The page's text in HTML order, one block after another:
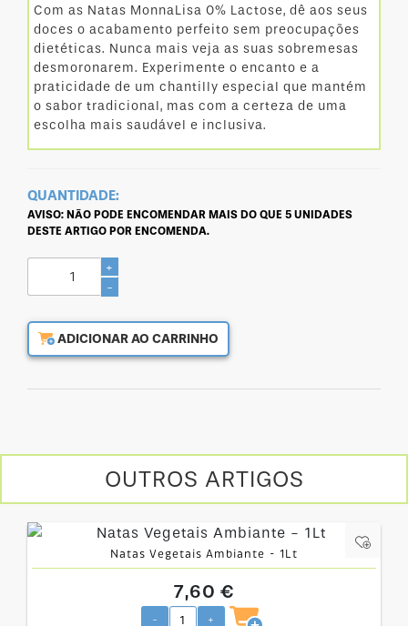
Com as Natas MonnaLisa 0% Lactose, dê aos seus
doces o acabamento perfeito sem preocupações
dietéticas. Nunca mais veja as suas sobremesas
desmoronarem. Experimente o encanto e a
praticidade de um chantilly especial que mantém
o sabor tradicional, mas com a certeza de uma
escolha mais saudável e inclusiva.
QUANTIDADE:
AVISO: NÃO PODE ENCOMENDAR MAIS DO QUE 5 UNIDADES
DESTE ARTIGO POR ENCOMENDA.
+
-
ADICIONAR AO CARRINHO
OUTROS ARTIGOS
Natas Vegetais Ambiante - 1Lt
7,60 €
- +